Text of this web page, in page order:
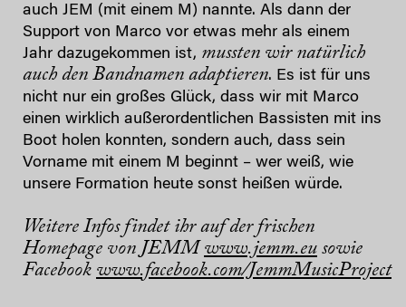
auch JEM (mit einem M) nannte. Als dann der
Support von Marco vor etwas mehr als einem
Jahr dazugekommen ist, mussten wir natürlich
auch den Bandnamen adaptieren. Es ist für uns
nicht nur ein großes Glück, dass wir mit Marco
einen wirklich außerordentlichen Bassisten mit ins
Boot holen konnten, sondern auch, dass sein
Vorname mit einem M beginnt – wer weiß, wie
unsere Formation heute sonst heißen würde.
Weitere Infos findet ihr auf der frischen
Homepage von JEMM www.jemm.eu sowie
Facebook www.facebook.com/JemmMusicProject